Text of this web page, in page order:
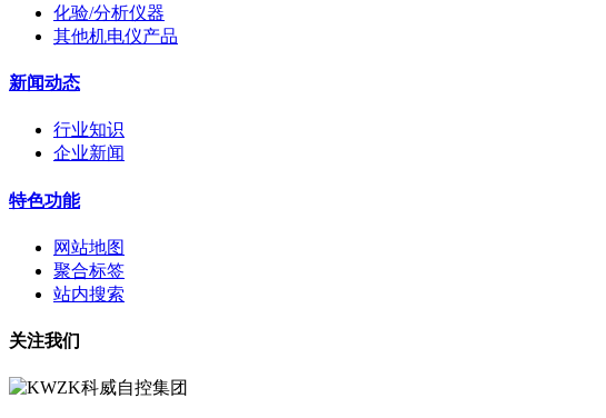
化验/分析仪器
其他机电仪产品
新闻动态
行业知识
企业新闻
特色功能
网站地图
聚合标签
站内搜索
关注我们